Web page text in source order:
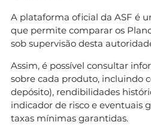
A plataforma oficial da ASF é
que permite comparar os
sob supervisão desta
Assim, é possível consultar
sobre cada produto, incluindo
depósito), rendibilidades
indicador de risco e eventuais
taxas mínimas garantidas.